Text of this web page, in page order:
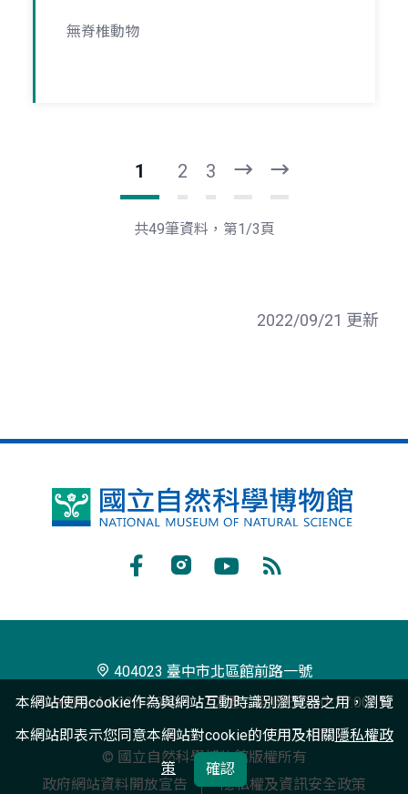
無脊椎動物
1 2 3
一
頁
後
一
共49筆資料，第1/3頁
2022/09/21 更新
國
博
物
閱
404023 臺中市北區館前路一號
+886-4-2322-6940
週二至週日 9:00-17:00
© 國立自然科學博物館版權所有
政府網站資料開放宣告
隱私權及資訊安全政策
本網站使用cookie作為與網站互動時識別瀏覽器之用，瀏覽
本網站即表示您同意本網站對cookie的使用及相關隱私權政
策
確認